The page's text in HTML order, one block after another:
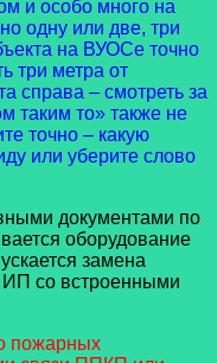
и особо много на
одну или две, три
на ВУОСе точно
три метра от
справа – смотреть за
таким то» также не
точно – какую
или уберите слово
документами по
оборудование
замена
со встроенными
пожарных